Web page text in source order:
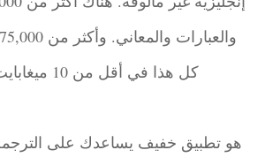
كل هذا في أقل من 10 ميغابايت التطبيق.
هو تطبيق خفيف يساعدك على الترجمة